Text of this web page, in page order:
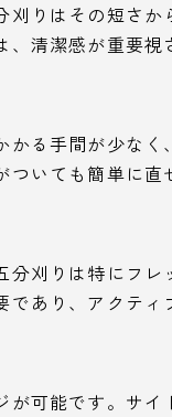
りはその短さか
清潔感が重要視
る手間が少なく
いても簡単に直
刈りは特にフレ
あり、アクティ
可能です。サイ